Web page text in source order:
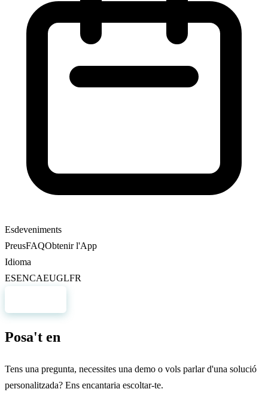
Esdeveniments
PreusFAQObtenir l'App
Idioma
ESENCAEUGLFR
Posa't en
Tens una pregunta, necessites una demo o vols parlar d'una solució
personalitzada? Ens encantaria escoltar-te.